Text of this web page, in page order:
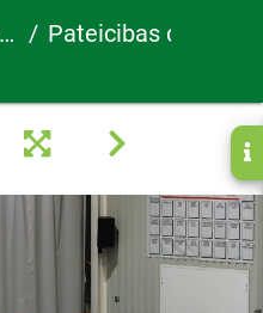
Pateicibas diena94